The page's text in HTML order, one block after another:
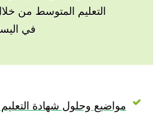
التعليم المتوسط من
في